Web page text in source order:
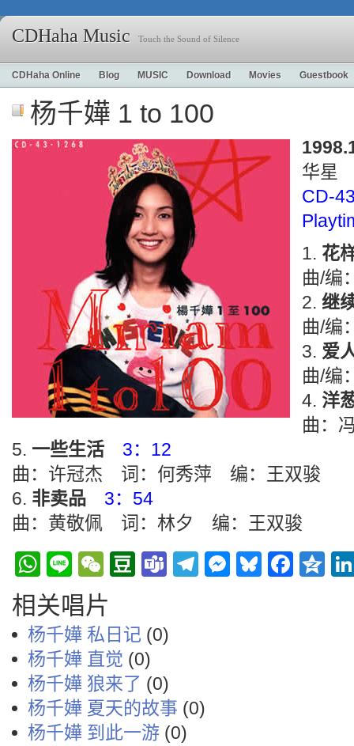
CDHaha Music Touch the Sound of Silence
CDHaha Online Blog MUSIC Download Movies Guestbook
杨千嬅 1 to 100
华星
CD-
花
曲/编
继
曲/编
爱
曲/编
洋
曲：
一些生活
3：12
曲：许冠杰 词：何秀萍 编：王双骏
非卖品
3：54
曲：黄敬佩 词：林夕 编：王双骏
WhatsApp
LineWeChat
Douban
TeamsTelegramBluesky
相关唱片
杨千嬅 私日记 (0)
杨千嬅 直觉 (0)
杨千嬅 狼来了 (0)
杨千嬅 夏天的故事 (0)
杨千嬅 到此一游 (0)